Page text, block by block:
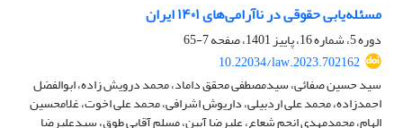
مسئله‌یابی حقوقی در ناآرامی‌های ۱۴۰۱ ایران
دوره 5، شماره 16، پاییز 1401، صفحه
7-65
10.22034/law.2023.702162
سید حسین صفائی، سیدمصطفی محقق داماد، محمد درویش زاده، ابوالفضل
احمدزاده، محمد علی اردبیلی، داریوش اشرافی، محمد علی اخوت، غلامحسین
الهام، محمدمهدی انجم شعاع، علیرضا آبین، مسلم آقایی طوق، سیدعلیرضا